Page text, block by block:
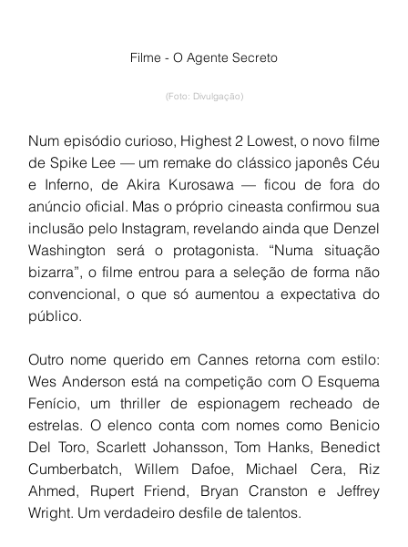
Filme - O Agente Secreto
(Foto: Divulgação)
Num episódio curioso, Highest 2 Lowest, o novo filme
de Spike Lee — um remake do clássico japonês Céu
e Inferno, de Akira Kurosawa — ficou de fora do
anúncio oficial. Mas o próprio cineasta confirmou sua
inclusão pelo Instagram, revelando ainda que Denzel
Washington será o protagonista. “Numa situação
bizarra”, o filme entrou para a seleção de forma não
convencional, o que só aumentou a expectativa do
público.
Outro nome querido em Cannes retorna com estilo:
Wes Anderson está na competição com O Esquema
Fenício, um thriller de espionagem recheado de
estrelas. O elenco conta com nomes como Benicio
Del Toro, Scarlett Johansson, Tom Hanks, Benedict
Cumberbatch, Willem Dafoe, Michael Cera, Riz
Ahmed, Rupert Friend, Bryan Cranston e Jeffrey
Wright. Um verdadeiro desfile de talentos.